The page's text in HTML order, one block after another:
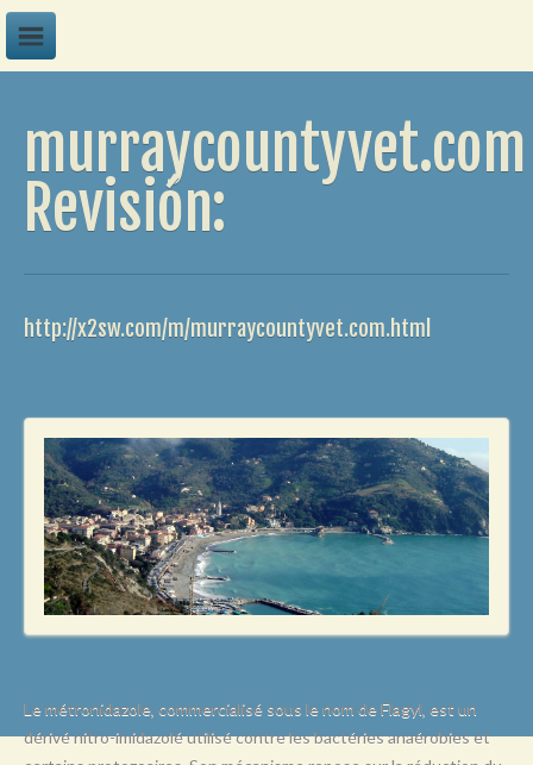
G
P
Q
murraycountyvet.com
Revisión:
http://x2sw.com/m/murraycountyvet.com.html
Le métronidazole, commercialisé sous le nom de Flagyl, est un
dérivé nitro-imidazolé utilisé contre les bactéries anaérobies et